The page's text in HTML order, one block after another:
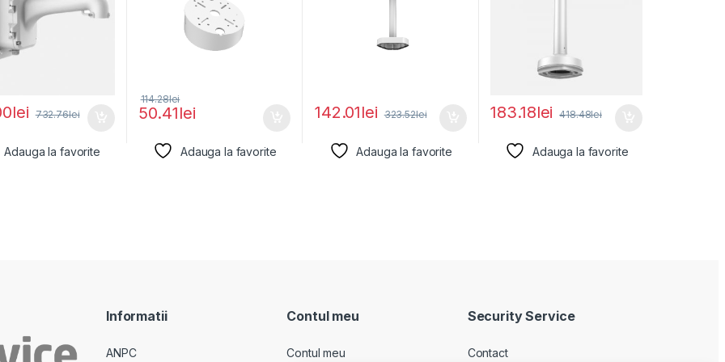
lei 732.76lei
Adauga la favorite
50.41lei
114.28lei
Adauga la favorite
142.01lei 323.52lei
Adauga la favorite
183.18lei 418.48lei
Adauga la favorite
Informatii
ANPC
Contul meu
Contul meu
Security Service
Contact